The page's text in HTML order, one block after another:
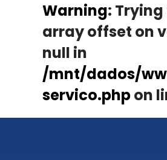
Warning:
array offset on
null in
/mnt/dados/
servico.phpon